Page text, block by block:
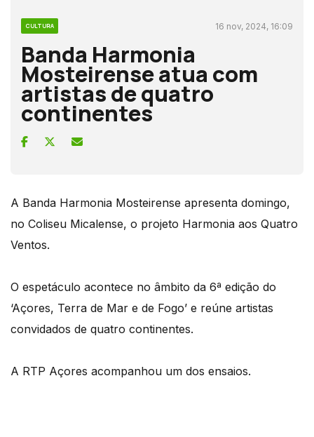
CULTURA 16 nov, 2024, 16:09
Banda Harmonia
Mosteirense atua com
artistas de quatro
continentes
A Banda Harmonia Mosteirense apresenta domingo,
no Coliseu Micalense, o projeto Harmonia aos Quatro
Ventos.
O espetáculo acontece no âmbito da 6ª edição do
‘Açores, Terra de Mar e de Fogo’ e reúne artistas
convidados de quatro continentes.
A RTP Açores acompanhou um dos ensaios.